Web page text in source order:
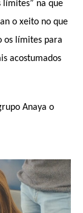
límites” na que
o xeito no que
os límites para
acostumados
Anaya o